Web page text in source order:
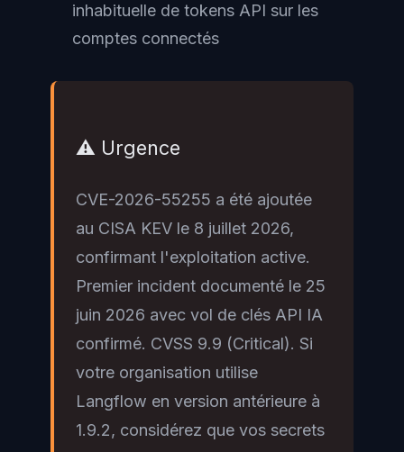
inhabituelle de tokens API sur les
comptes connectés
⚠️ Urgence
CVE-2026-55255 a été ajoutée
au CISA KEV le 8 juillet 2026,
confirmant l'exploitation active.
Premier incident documenté le 25
juin 2026 avec vol de clés API IA
confirmé. CVSS 9.9 (Critical). Si
votre organisation utilise
Langflow en version antérieure à
1.9.2, considérez que vos secrets